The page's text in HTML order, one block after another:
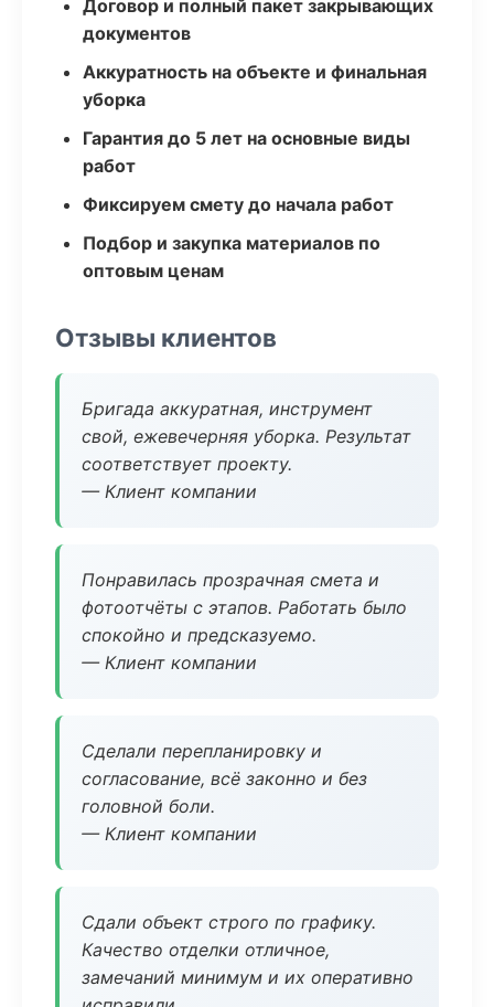
Договор и полный пакет закрывающих
документов
Аккуратность на объекте и финальная
уборка
Гарантия до 5 лет на основные виды
работ
Фиксируем смету до начала работ
Подбор и закупка материалов по
оптовым ценам
Отзывы клиентов
Бригада аккуратная, инструмент
свой, ежевечерняя уборка. Результат
соответствует проекту.
— Клиент компании
Понравилась прозрачная смета и
фотоотчёты с этапов. Работать было
спокойно и предсказуемо.
— Клиент компании
Сделали перепланировку и
согласование, всё законно и без
головной боли.
— Клиент компании
Сдали объект строго по графику.
Качество отделки отличное,
замечаний минимум и их оперативно